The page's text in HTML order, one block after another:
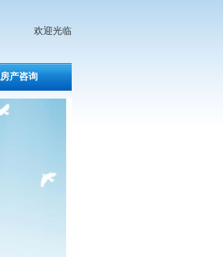
欢迎光临
房产咨询